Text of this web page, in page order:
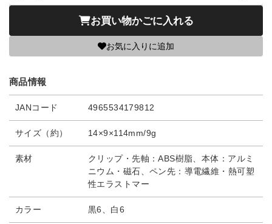
お買い物かごに入れる
お気に入りに追加
商品情報
JANコード 4965534179812
サイズ（約） 14×9×114mm/9g
素材
クリップ・先軸：ABS樹脂、本体：アルミ
ニウム・磁石、ペン先：導電繊維・熱可塑
性エラストマー
カラー 黒6、白6